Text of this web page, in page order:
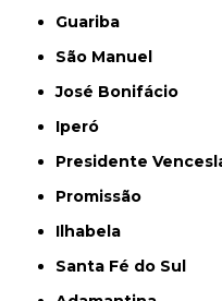
Guariba
São Manuel
José Bonifácio
Iperó
Presidente
Promissão
Ilhabela
Santa Fé do Sul